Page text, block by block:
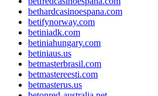
bethardcasinoespana.com
betifynorway.com
betiniadk.com
betiniahungary.com
betiniaus.us
betmasterbrasil.com
betmastereesti.com
betmasterus.us